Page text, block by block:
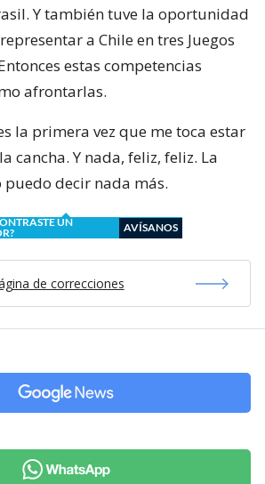
Y también tuve la oportunidad
a Chile en tres Juegos
estas competencias
afrontarlas.
la primera vez que me toca estar
cancha. Y nada, feliz, feliz. La
puedo decir nada más.
UN
AVÍSANOS
de correcciones